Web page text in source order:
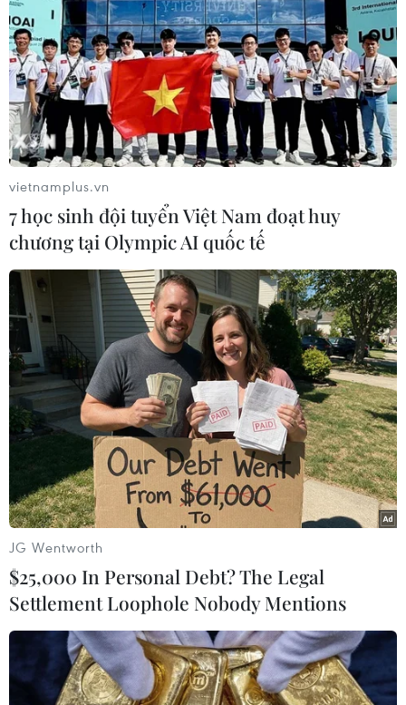
trong tương lai gần
Israel tuyên bố "đường vàng" là biên giới mới
bên trong Dải Gaza
TIN LIÊN QUAN
OCHA: Lệnh sơ tán của Israel làm trầm
trọng thêm khủng hoảng nhân đạo ở Gaza
26/08/2024 23:43
Theo Văn phòng Điều phối các vấn đề nhân đạo
(OCHA) của LHQ, số lệnh sơ tán được ban hành vào
tháng Tám đã lên tới 16, ảnh hưởng trực tiếp đến
khoảng 258.000 người, tương đương 12% dân số Gaza.
vietnamplus.vn
7 học sinh đội tuyển Việt Nam đoạt huy
chương tại Olympic AI quốc tế
JG Wentworth
$25,000 In Personal Debt? The Legal
Settlement Loophole Nobody Mentions